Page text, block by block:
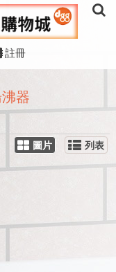
註冊
器
圖片 列表